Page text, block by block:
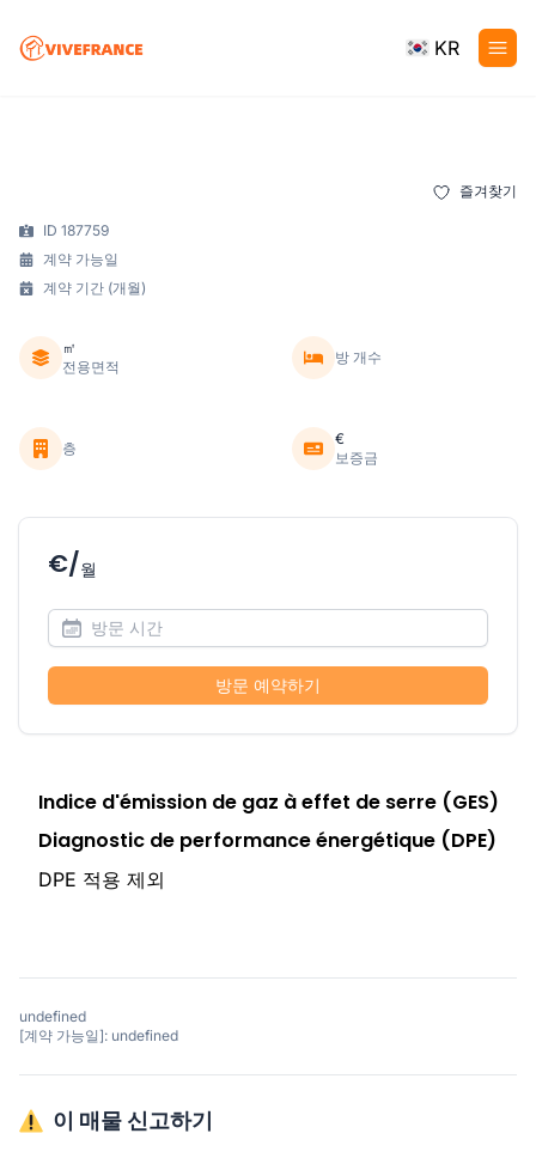
KR
즐겨찾기
ID 187759
계약 가능일
계약 기간 (개월)
㎡
전용면적
방 개수
층
€
보증금
€/월
방문 예약하기
Indice d'émission de gaz à effet de serre (GES)
Diagnostic de performance énergétique (DPE)
DPE 적용 제외
undefined
[계약 가능일]: undefined
이 매물 신고하기